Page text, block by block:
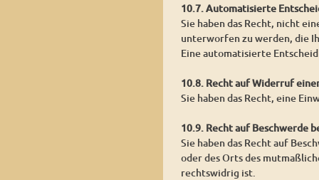
10.7. Automatisierte
Sie haben das Recht, nicht
unterworfen zu werden, die
Eine automatisierte
10.8. Recht auf Widerruf
Sie haben das Recht, eine
10.9. Recht auf Beschwerde
Sie haben das Recht auf
oder des Orts des
rechtswidrig ist.